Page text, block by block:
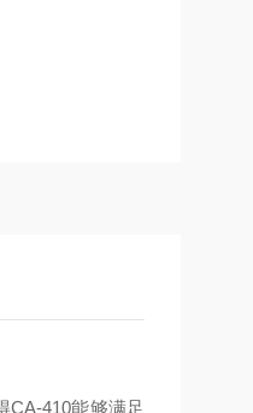
CA-410能够满足